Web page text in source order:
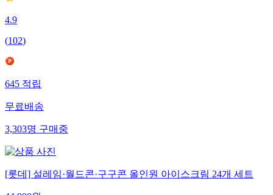
4.9
(102)
645 적립
무료배송
3,303명 구매중
[롯데] 설레임·월드콘·구구콘 올인원 아이스크림 24개 세트